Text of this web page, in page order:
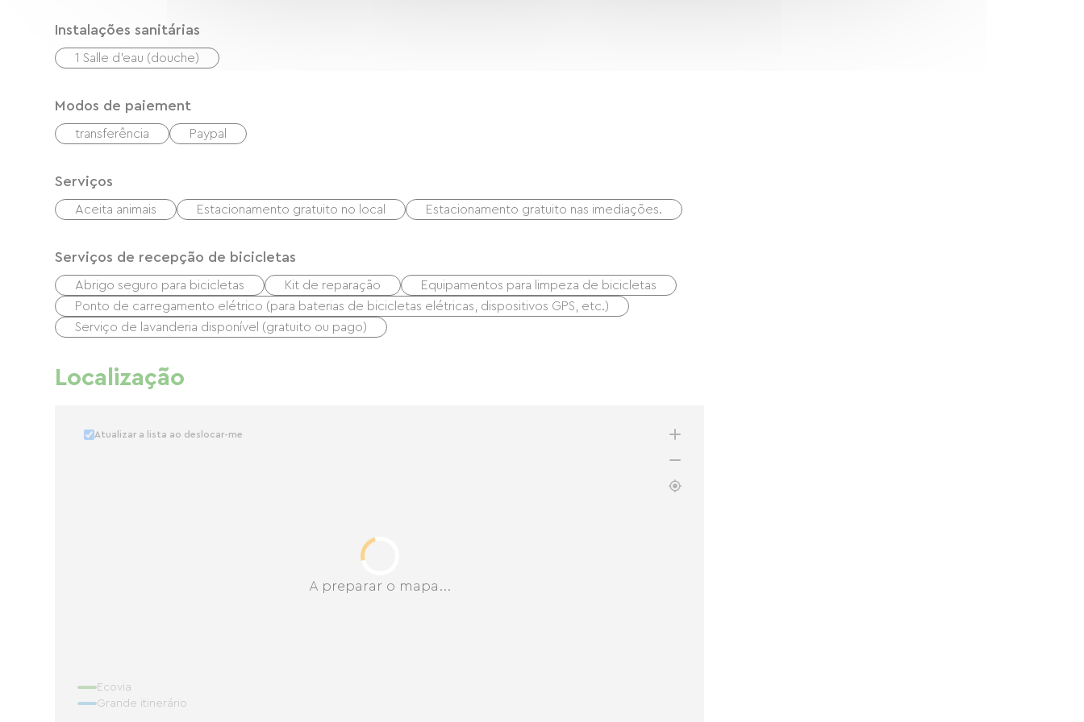
→ à 1 min à pieds des pistes cyclables
→ à 4 km du Château du Haut-Barr
→ à 3 min à pieds du Port de plaisance
Instalações sanitárias
1 Salle d'eau (douche)
Modos de paiement
transferência Paypal
Serviços
Aceita animais Estacionamento gratuito no local Estacionamento gratuito nas imediações.
Serviços de recepção de bicicletas
Abrigo seguro para bicicletas Kit de reparação
Equipamentos para limpeza de bicicletas
Ponto de carregamento elétrico (para baterias de bicicletas elétricas, dispositivos GPS, etc.)
Serviço de lavanderia disponível (gratuito ou pago)
Localização
A preparar o mapa...
Atualizar a lista ao deslocar-me
Ecovia
Grande itinerário